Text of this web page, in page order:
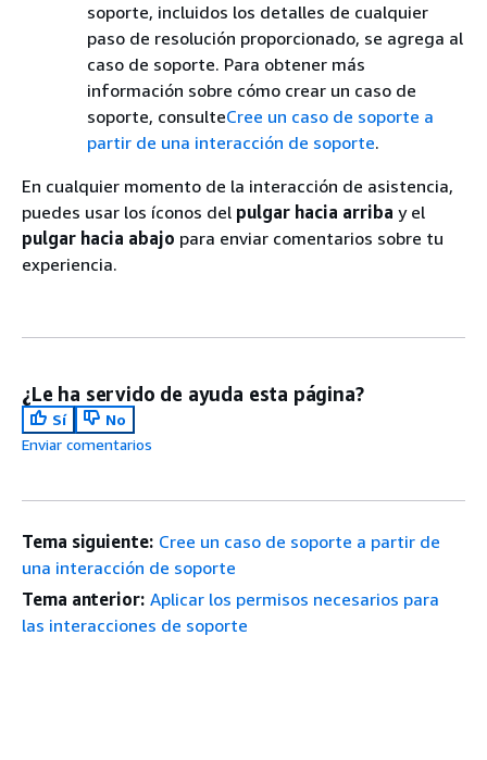
soporte, incluidos los detalles de cualquier
paso de resolución proporcionado, se agrega al
caso de soporte. Para obtener más
información sobre cómo crear un caso de
soporte, consulteCree un caso de soporte a
partir de una interacción de soporte.
En cualquier momento de la interacción de asistencia,
puedes usar los íconos del pulgar hacia arriba y el
pulgar hacia abajo para enviar comentarios sobre tu
experiencia.
¿Le ha servido de ayuda esta página?
Sí
No
Enviar comentarios
Tema siguiente: Cree un caso de soporte a partir de
una interacción de soporte
Tema anterior: Aplicar los permisos necesarios para
las interacciones de soporte